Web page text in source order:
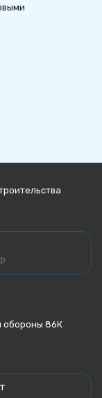
обороны 86К